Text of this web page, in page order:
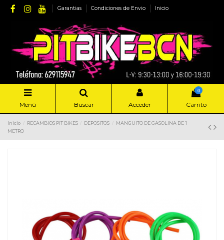
Garantias Condiciones de Envio Inicio
Menú Buscar Acceder
0
Carrito
Inicio RECAMBIOS PIT BIKES DEPOSITOS
MANGUITO DE GASOLINA DE 1
METRO